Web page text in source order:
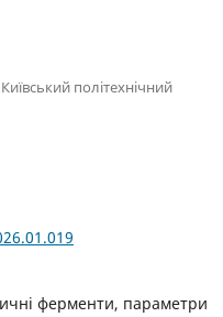
політехнічний
ферменти, параметри